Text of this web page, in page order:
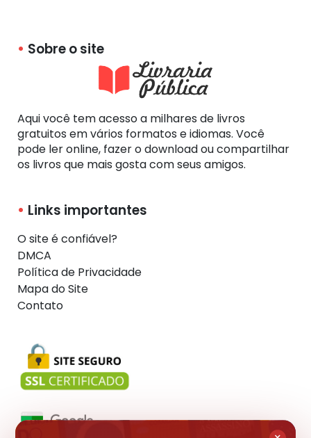
Sobre o site
Aqui você tem acesso a milhares de livros
gratuitos em vários formatos e idiomas. Você
pode ler online, fazer o download ou compartilhar
os livros que mais gosta com seus amigos.
Links importantes
O site é confiável?
DMCA
Política de Privacidade
Mapa do Site
Contato